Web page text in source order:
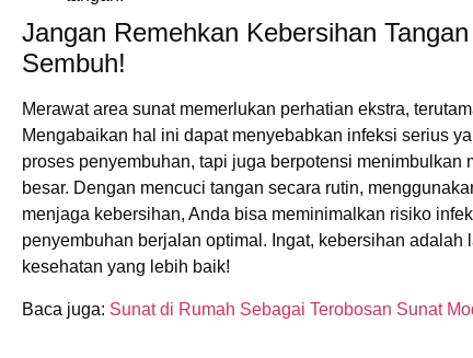
Jangan Remehkan Kebersihan
Sembuh!
Merawat area sunat memerlukan perhatian ekstra,
Mengabaikan hal ini dapat menyebabkan infeksi serius
proses penyembuhan, tapi juga berpotensi menimbulkan
besar. Dengan mencuci tangan secara rutin,
menjaga kebersihan, Anda bisa meminimalkan risiko
penyembuhan berjalan optimal. Ingat, kebersihan adalah
kesehatan yang lebih baik!
Baca juga: Sunat di Rumah Sebagai Terobosan Sunat